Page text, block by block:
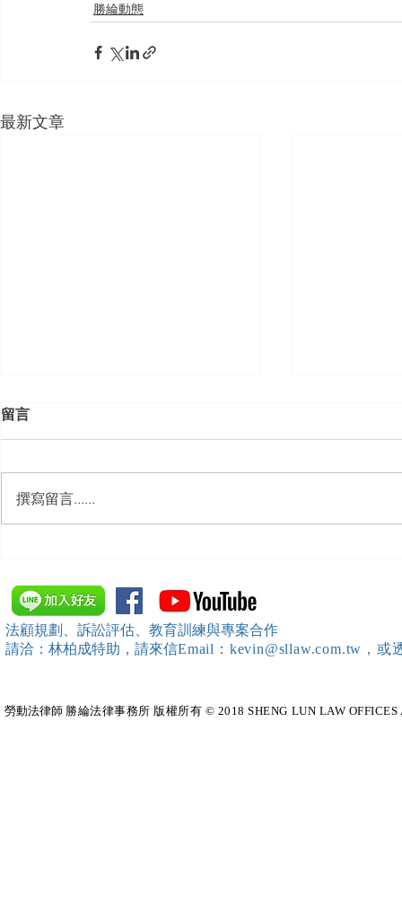
勝綸動態
最新文章
中、南等地辦理（職場霸凌防
治教育訓練）課程 邀請本所律
師團隊擔任講師，課程圓滿完
成~*
留言
撰寫留言......
法顧規劃、訴訟評估、教育訓練與專案合作
請洽：林柏成特助 ，請來信Email：kevin@sllaw.com.tw，
勞動法律師​ 勝綸法律事務所 版權所有 © 2018 SHENG LUN LAW